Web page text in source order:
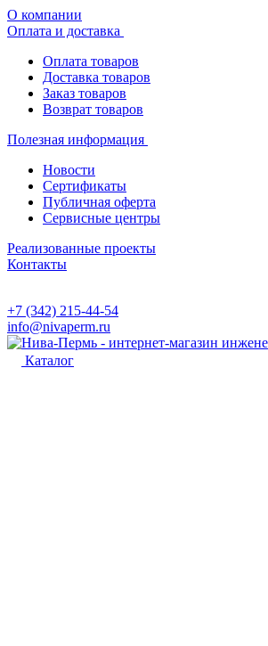
О компании
Оплата и доставка
Оплата товаров
Доставка товаров
Заказ товаров
Возврат товаров
Полезная информация
Новости
Сертификаты
Публичная оферта
Сервисные центры
Реализованные проекты
Контакты
+7 (342) 215-44-54
info@nivaperm.ru
Каталог